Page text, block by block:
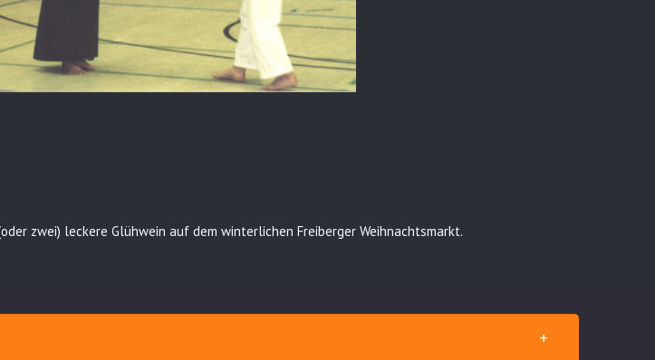
zwei) leckere Glühwein auf dem winterlichen Freiberger Weihnachtsmarkt.